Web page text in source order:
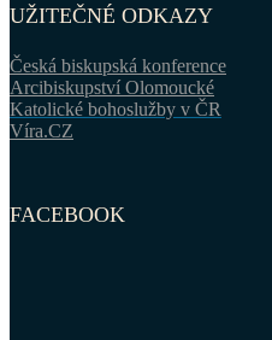
UŽITEČNÉ ODKAZY
Česká biskupská konference
Arcibiskupství Olomoucké
Katolické bohoslužby v ČR
Víra.CZ
FACEBOOK